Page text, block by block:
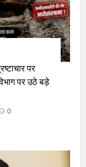
पर
पर उठे बड़े
0